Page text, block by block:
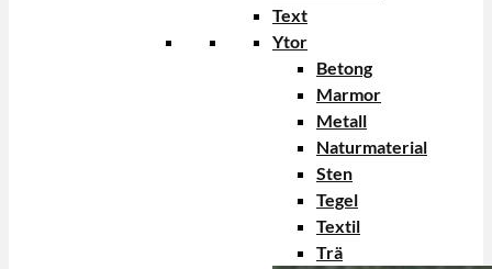
Text
Ytor
Betong
Marmor
Metall
Naturmaterial
Sten
Tegel
Textil
Trä